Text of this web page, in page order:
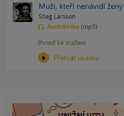
Muži, kteří nenávidí ženy
Stieg Larsson
Audiokniha (mp3)
Přehrát ukázku
Ihned ke stažení